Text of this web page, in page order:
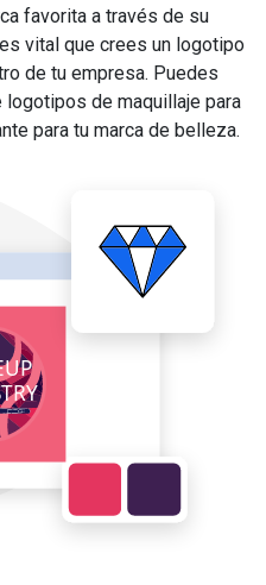
favorita a través de su
vital que crees un logotipo
de tu empresa. Puedes
de maquillaje para
para tu marca de belleza.